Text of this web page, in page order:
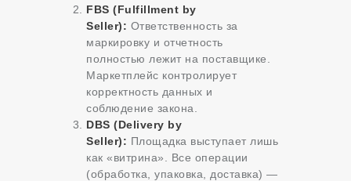
FBS (Fulfillment by
Seller): Ответственность за
маркировку и отчетность
полностью лежит на поставщике.
Маркетплейс контролирует
корректность данных и
соблюдение закона.
DBS (Delivery by
Seller): Площадка выступает лишь
как «витрина». Все операции
(обработка, упаковка, доставка) —